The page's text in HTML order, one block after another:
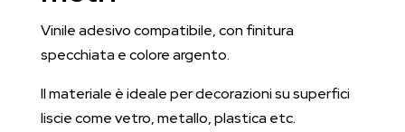
Vinile adesivo compatibile, con finitura
specchiata e colore argento.
Il materiale è ideale per decorazioni su superfici
liscie come vetro, metallo, plastica etc.